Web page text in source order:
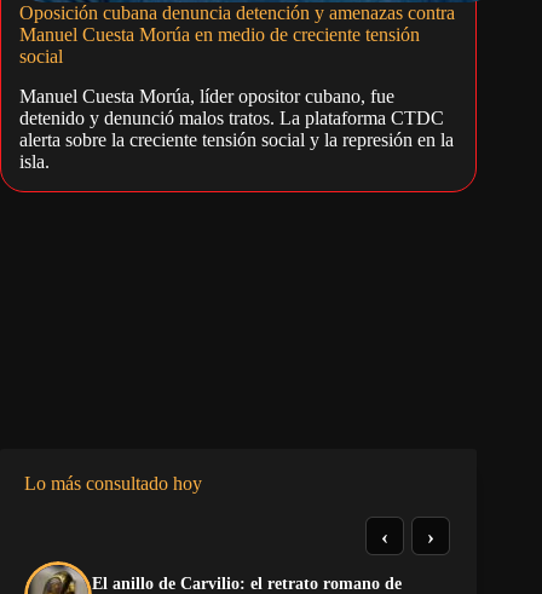
Oposición cubana denuncia detención y amenazas contra
Manuel Cuesta Morúa en medio de creciente tensión
social
Manuel Cuesta Morúa, líder opositor cubano, fue
detenido y denunció malos tratos. La plataforma CTDC
alerta sobre la creciente tensión social y la represión en la
isla.
Lo más consultado hoy
El anillo de Carvilio: el retrato romano de
‹ ›